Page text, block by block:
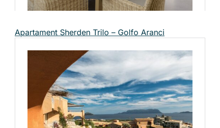
Apartament Sherden Trilo – Golfo Aranci